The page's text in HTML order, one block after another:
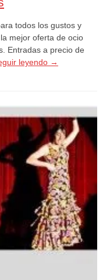
todos los gustos y
mejor oferta de ocio
Entradas a precio de
leyendo →